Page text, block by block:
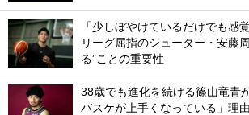
「少しぼやけているだけでも感
リーグ屈指のシューター・安藤
る”ことの重要性
38歳でも進化を続ける篠山竜青
バスケが上手くなっている」理